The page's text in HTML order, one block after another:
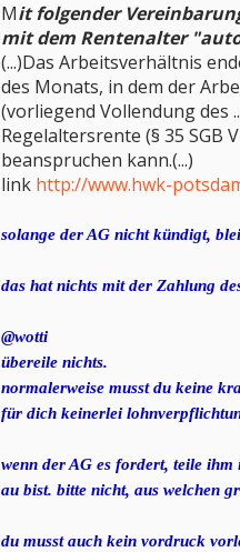
Mit folgender
mit dem Rentenalter
(...)Das Arbeitsverhältnis
des Monats, in dem der
(vorliegend Vollendung des
Regelaltersrente (§ 35
beanspruchen kann.(...)
link http://www.hwk-
solange der AG nicht kündigt,
das hat nichts mit der Zahlung
@wotti
übereile nichts.
normalerweise musst du keine
für dich keinerlei
wenn der AG es fordert, teile
au bist. bitte nicht, aus welchen
du musst auch kein vordruck